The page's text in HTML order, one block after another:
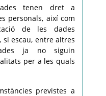
tenen dret a
personals, així com
de les dades
si escau, entre altres
ja no siguin
per a les quals
previstes a